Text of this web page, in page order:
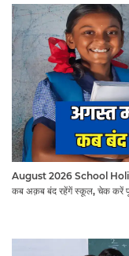
August 2026 School
कब अक़ब बंद रहेंगें स्कूल, चेक करें